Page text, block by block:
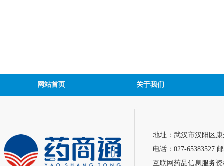
网站首页 关于我们
地址：武汉市汉阳区
电话：027-65383527
互联网药品信息服务